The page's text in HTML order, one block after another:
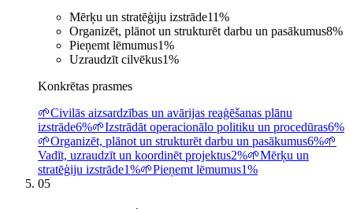
Mērķu un stratēģiju izstrāde11%
Organizēt, plānot un strukturēt darbu un pasākumus8%
Pieņemt lēmumus1%
Uzraudzīt cilvēkus1%
Konkrētas prasmes
🌱Civilās aizsardzības un avārijas reaģēšanas plānu
izstrāde6%🌱Izstrādāt operacionālo politiku un procedūras6%
🌱Organizēt, plānot un strukturēt darbu un pasākumus6%🌱
Vadīt, uzraudzīt un koordinēt projektus2%🌱Mērķu un
stratēģiju izstrāde1%🌱Pieņemt lēmumus1%
05